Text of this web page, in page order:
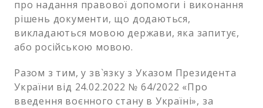
про надання правової допомоги і виконання
рішень документи, що додаються,
викладаються мовою держави, яка запитує,
або російською мовою.
Разом з тим, у зв`язку з Указом Президента
України від 24.02.2022 № 64/2022 «Про
введення воєнного стану в Україні», за